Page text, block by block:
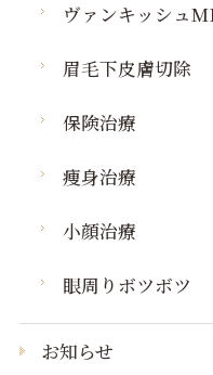
ヴァンキッシュ
眉毛下皮膚切除
保険治療
痩身治療
小顔治療
眼周りボツボツ
お知らせ